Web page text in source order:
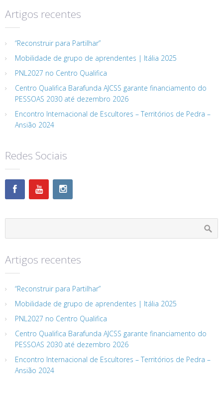
Artigos recentes
“Reconstruir para Partilhar”
Mobilidade de grupo de aprendentes | Itália 2025
PNL2027 no Centro Qualifica
Centro Qualifica Barafunda AJCSS garante financiamento do
PESSOAS 2030 até dezembro 2026
Encontro Internacional de Escultores – Territórios de Pedra –
Ansião 2024
Redes Sociais
Artigos recentes
“Reconstruir para Partilhar”
Mobilidade de grupo de aprendentes | Itália 2025
PNL2027 no Centro Qualifica
Centro Qualifica Barafunda AJCSS garante financiamento do
PESSOAS 2030 até dezembro 2026
Encontro Internacional de Escultores – Territórios de Pedra –
Ansião 2024